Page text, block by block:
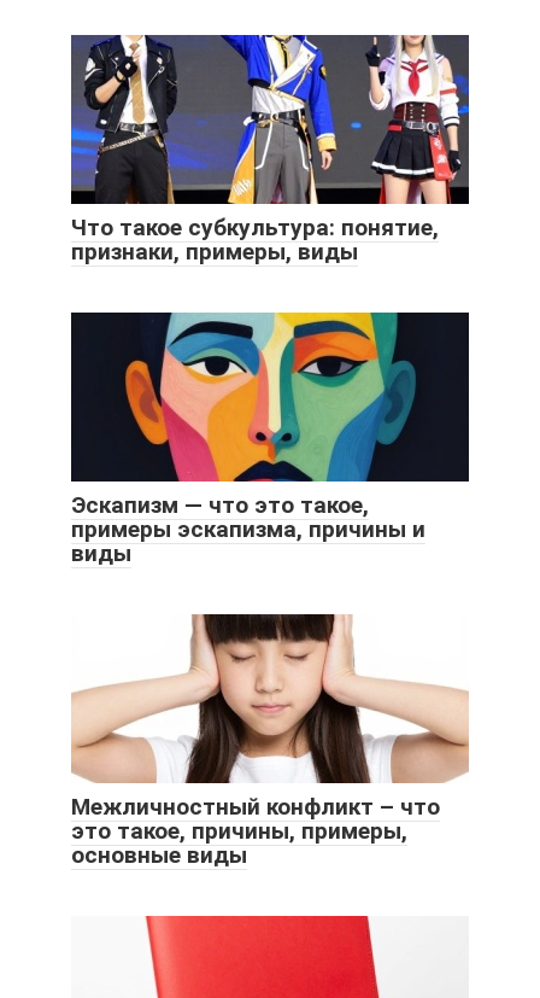
Что такое субкультура: понятие,
признаки, примеры, виды
Эскапизм — что это такое,
примеры эскапизма, причины и
виды
Межличностный конфликт – что
это такое, причины, примеры,
основные виды